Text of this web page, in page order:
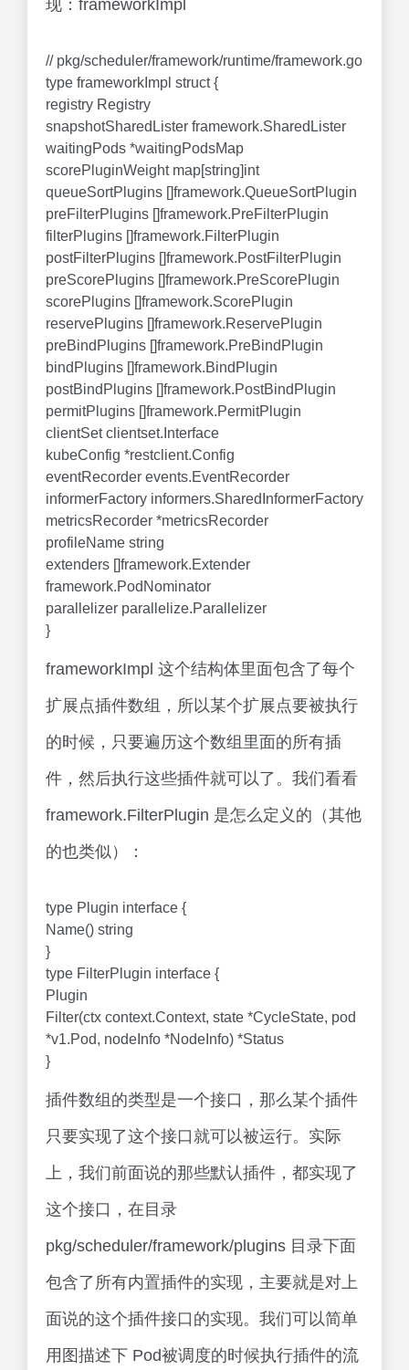
现：frameworkImpl
// pkg/scheduler/framework/runtime/framework.go
type frameworkImpl struct {
registry Registry
snapshotSharedLister framework.SharedLister
waitingPods *waitingPodsMap
scorePluginWeight map[string]int
queueSortPlugins []framework.QueueSortPlugin
preFilterPlugins []framework.PreFilterPlugin
filterPlugins []framework.FilterPlugin
postFilterPlugins []framework.PostFilterPlugin
preScorePlugins []framework.PreScorePlugin
scorePlugins []framework.ScorePlugin
reservePlugins []framework.ReservePlugin
preBindPlugins []framework.PreBindPlugin
bindPlugins []framework.BindPlugin
postBindPlugins []framework.PostBindPlugin
permitPlugins []framework.PermitPlugin
clientSet clientset.Interface
kubeConfig *restclient.Config
eventRecorder events.EventRecorder
informerFactory informers.SharedInformerFactory
metricsRecorder *metricsRecorder
profileName string
extenders []framework.Extender
framework.PodNominator
parallelizer parallelize.Parallelizer
}
frameworkImpl 这个结构体里面包含了每个
扩展点插件数组，所以某个扩展点要被执行
的时候，只要遍历这个数组里面的所有插
件，然后执行这些插件就可以了。我们看看
framework.FilterPlugin 是怎么定义的（其他
的也类似）：
type Plugin interface {
Name() string
}
type FilterPlugin interface {
Plugin
Filter(ctx context.Context, state *CycleState, pod
*v1.Pod, nodeInfo *NodeInfo) *Status
}
插件数组的类型是一个接口，那么某个插件
只要实现了这个接口就可以被运行。实际
上，我们前面说的那些默认插件，都实现了
这个接口，在目录
pkg/scheduler/framework/plugins 目录下面
包含了所有内置插件的实现，主要就是对上
面说的这个插件接口的实现。我们可以简单
用图描述下 Pod被调度的时候执行插件的流